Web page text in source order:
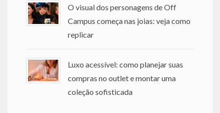
O visual dos personagens de Off
Campus começa nas joias: veja como
replicar
Luxo acessível: como planejar suas
compras no outlet e montar uma
coleção sofisticada